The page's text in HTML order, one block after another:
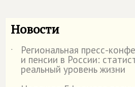
Новости
˙ Региональная пресс-
и пенсии в России:
реальный уровень жизни